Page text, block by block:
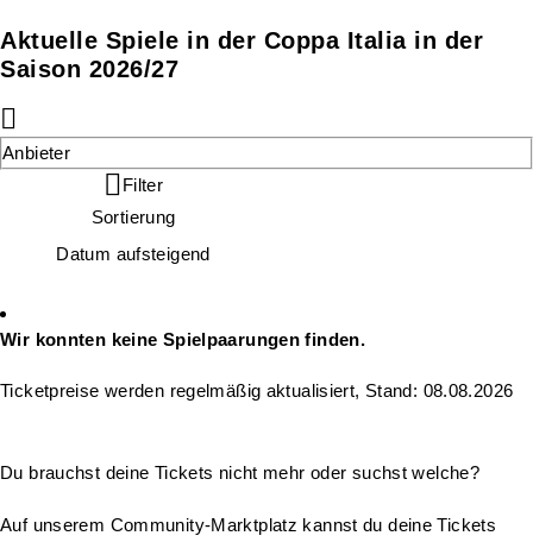
Aktuelle Spiele in der Coppa Italia in der
Saison 2026/27
Anbieter
Filter
Sortierung
Datum aufsteigend
Wir konnten keine Spielpaarungen finden.
Ticketpreise werden regelmäßig aktualisiert, Stand: 08.08.2026
Du brauchst deine Tickets nicht mehr oder suchst welche?
Auf unserem Community-Marktplatz kannst du deine Tickets